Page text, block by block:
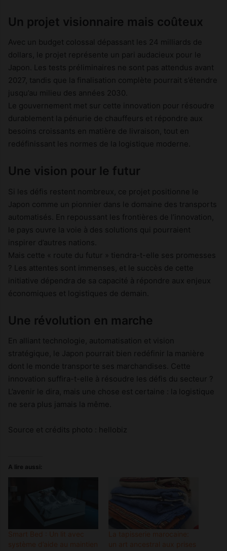
Un projet visionnaire mais coûteux
Avec un budget colossal dépassant les 24 milliards de
dollars, le projet représente un pari audacieux pour le
Japon. Les tests préliminaires ne sont pas attendus avant
2027, tandis que la finalisation complète pourrait s’étendre
jusqu’au milieu des années 2030.
Le gouvernement met sur cette innovation pour résoudre
durablement la pénurie de chauffeurs et répondre aux
besoins croissants en matière de livraison, tout en
redéfinissant les normes de la logistique moderne.
Une vision pour le futur
Si les défis restent nombreux, ce projet positionne le
Japon comme un pionnier dans le domaine des transports
automatisés. En repoussant les frontières de l’innovation,
le pays ouvre la voie à des solutions qui pourraient
inspirer d’autres nations.
Mais cette « route du futur » tiendra-t-elle ses promesses
? Les attentes sont immenses, et le succès de cette
initiative dépendra de sa capacité à répondre aux enjeux
économiques et logistiques de demain.
Une révolution en marche
En alliant technologie, automatisation et vision
stratégique, le Japon pourrait bien redéfinir la manière
dont le monde transporte ses marchandises. Cette
innovation suffira-t-elle à résoudre les défis du secteur ?
L’avenir le dira, mais une chose est certaine : la logistique
ne sera plus jamais la même.
Source et crédits photo : hellobiz
A lire aussi:
Smart Bed : Un lit avec
système d’aide au maintien
La tapisserie marocaine:
un art ancestral aux prises